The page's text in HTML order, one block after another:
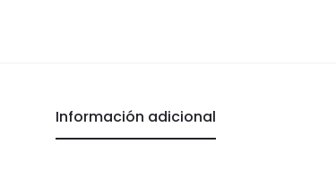
Información adicional